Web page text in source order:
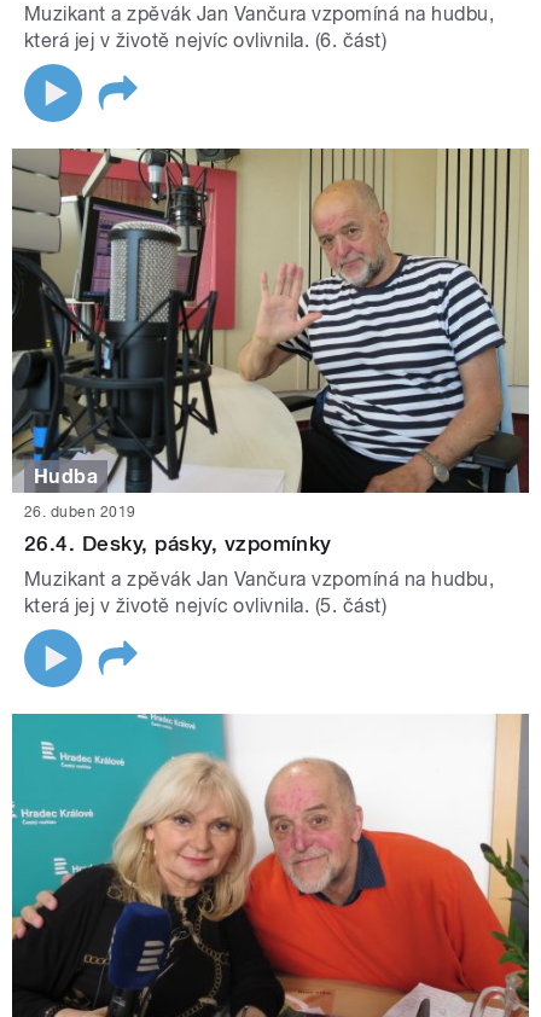
Muzikant a zpěvák Jan Vančura vzpomíná na hudbu,
která jej v životě nejvíc ovlivnila. (6. část)
Hudba
26. duben 2019
26.4. Desky, pásky, vzpomínky
Muzikant a zpěvák Jan Vančura vzpomíná na hudbu,
která jej v životě nejvíc ovlivnila. (5. část)